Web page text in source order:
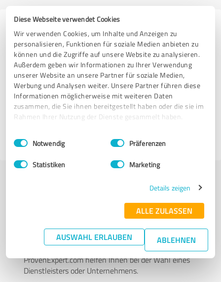
Diese Webseite verwendet Cookies
Wir verwenden Cookies, um Inhalte und Anzeigen zu
personalisieren, Funktionen für soziale Medien anbieten zu
können und die Zugriffe auf unsere Website zu analysieren.
Außerdem geben wir Informationen zu Ihrer Verwendung
unserer Website an unsere Partner für soziale Medien,
Werbung und Analysen weiter. Unsere Partner führen diese
Informationen möglicherweise mit weiteren Daten
zusammen, die Sie ihnen bereitgestellt haben oder die sie im
Rahmen Ihrer Nutzung der Dienste gesammelt haben.
Impressum Datenschutzbestimmungen
Einwilligungsauswahl
Notwendig Präferenzen
Statistiken Marketing
Details zeigen
ALLE ZULASSEN
AUSWAHL ERLAUBEN ABLEHNEN
Erfahrungen zu weiteren
Anbietern aus dem Bereich Ärzte &
Heilpraktiker
Praxis Sabine Tröbs
51 Bewertungen
4.93 von 5
Mehr Transparenz und Sicherheit bei der
Authentische Kundenmeinungen
Profitieren Sie von Erfahrungen anderer Kunden: Die
authentifizierten Kundenbewertungen auf
ProvenExpert.com helfen Ihnen bei der Wahl eines
Dienstleisters oder Unternehmens.